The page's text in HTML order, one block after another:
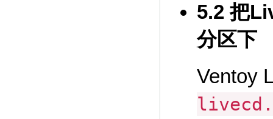
5.2 把
分区下
Ventoy